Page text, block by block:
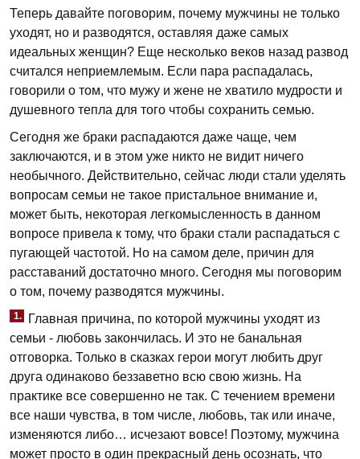
Теперь давайте поговорим, почему мужчины не только
уходят, но и разводятся, оставляя даже самых
идеальных женщин? Еще несколько веков назад развод
считался неприемлемым. Если пара распадалась,
говорили о том, что мужу и жене не хватило мудрости и
душевного тепла для того чтобы сохранить семью.
Сегодня же браки распадаются даже чаще, чем
заключаются, и в этом уже никто не видит ничего
необычного. Действительно, сейчас люди стали уделять
вопросам семьи не такое пристальное внимание и,
может быть, некоторая легкомысленность в данном
вопросе привела к тому, что браки стали распадаться с
пугающей частотой. Но на самом деле, причин для
расставаний достаточно много. Сегодня мы поговорим
о том, почему разводятся мужчины.
1.
Главная причина, по которой мужчины уходят из
семьи - любовь закончилась. И это не банальная
отговорка. Только в сказках герои могут любить друг
друга одинаково беззаветно всю свою жизнь. На
практике все совершенно не так. С течением времени
все наши чувства, в том числе, любовь, так или иначе,
изменяются либо… исчезают вовсе! Поэтому, мужчина
может просто в один прекрасный день осознать, что